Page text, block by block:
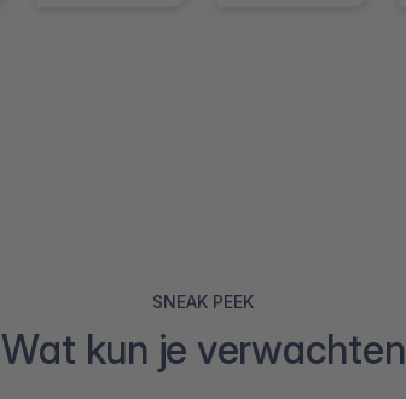
SNEAK PEEK
Wat kun je verwachten